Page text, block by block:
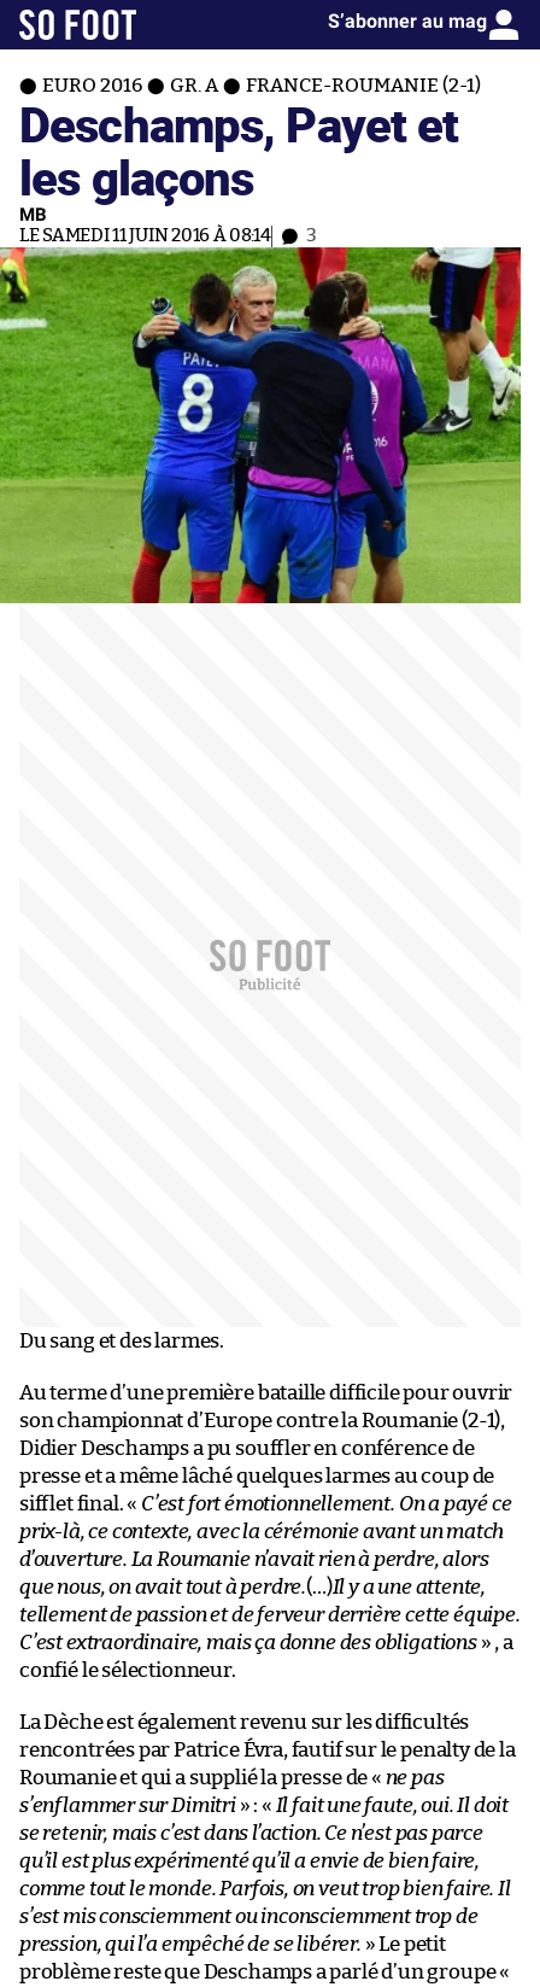
S’abonner au mag
EURO 2016 GR. A FRANCE-ROUMANIE (2-1)
Deschamps, Payet et
les glaçons
MB
LE SAMEDI 11 JUIN 2016 À 08:14 3
Du sang et des larmes.
Au terme d’une première bataille difficile pour ouvrir
son championnat d’Europe contre la Roumanie (2-1),
Didier Deschamps a pu souffler en conférence de
presse et a même lâché quelques larmes au coup de
sifflet final. « C’est fort émotionnellement. On a payé ce
prix-là, ce contexte, avec la cérémonie avant un match
d’ouverture. La Roumanie n’avait rien à perdre, alors
que nous, on avait tout à perdre.(…)Il y a une attente,
tellement de passion et de ferveur derrière cette équipe.
C’est extraordinaire, mais ça donne des obligations» , a
confié le sélectionneur.
La Dèche est également revenu sur les difficultés
rencontrées par Patrice Évra, fautif sur le penalty de la
Roumanie et qui a supplié la presse de « ne pas
s’enflammer sur Dimitri» : « Il fait une faute, oui. Il doit
se retenir, mais c’est dans l’action. Ce n’est pas parce
qu’il est plus expérimenté qu’il a envie de bien faire,
comme tout le monde. Parfois, on veut trop bien faire. Il
s’est mis consciemment ou inconsciemment trop de
pression, qui l’a empêché de se libérer. » Le petit
problème reste que Deschamps a parlé d’un groupe «